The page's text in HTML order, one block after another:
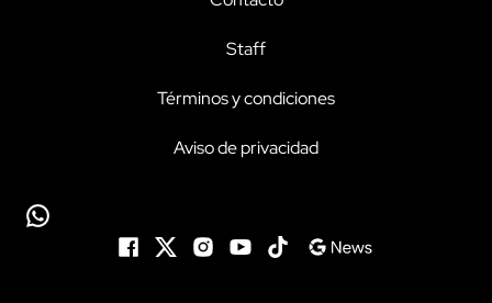
Staff
Términos y condiciones
Aviso de privacidad